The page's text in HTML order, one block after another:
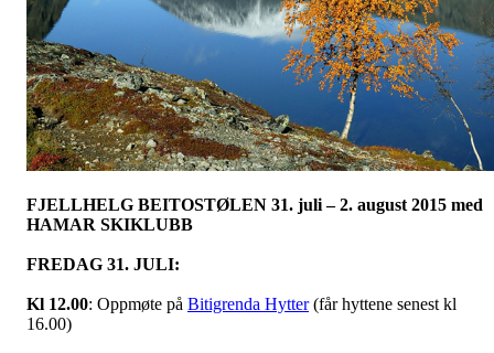
FJELLHELG BEITOSTØLEN 31. juli – 2. august 2015 med
HAMAR SKIKLUBB
FREDAG 31. JULI:
Kl 12.00: Oppmøte på Bitigrenda Hytter(får hyttene senest kl
16.00)